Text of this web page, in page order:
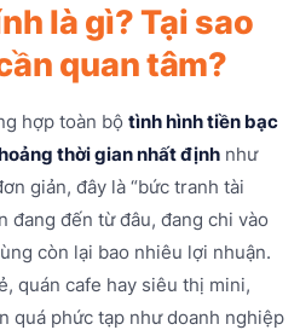
là gì? Tại sao
quan tâm?
hợp toàn bộ tình hình tiền bạc
thời gian nhất định như
giản, đây là “bức tranh tài
đang đến từ đâu, đang chi vào
còn lại bao nhiêu lợi nhuận.
quán cafe hay siêu thị mini,
quá phức tạp như doanh nghiệp